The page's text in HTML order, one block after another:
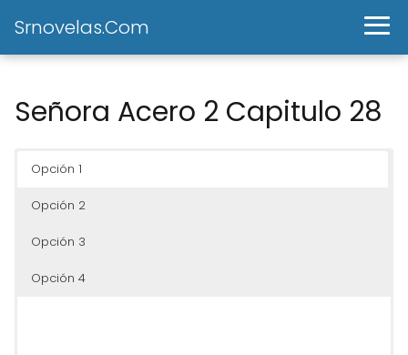
Srnovelas.Com
Señora Acero 2 Capitulo 28
Opción 1
Opción 2
Opción 3
Opción 4